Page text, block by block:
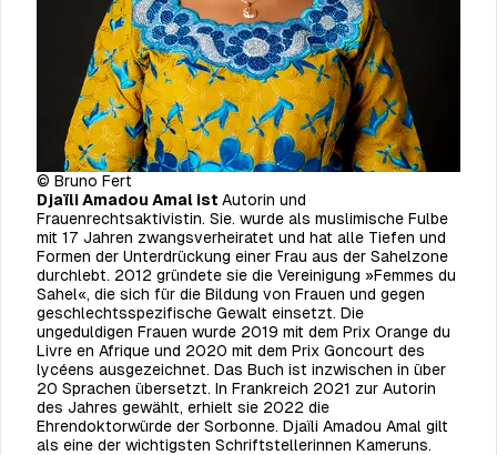
© Bruno Fert
Djaïli Amadou Amal ist Autorin und
Frauenrechtsaktivistin. Sie. wurde als muslimische Fulbe
mit 17 Jahren zwangsverheiratet und hat alle Tiefen und
Formen der Unterdrückung einer Frau aus der Sahelzone
durchlebt. 2012 gründete sie die Vereinigung »Femmes du
Sahel«, die sich für die Bildung von Frauen und gegen
geschlechtsspezifische Gewalt einsetzt. Die
ungeduldigen Frauen wurde 2019 mit dem Prix Orange du
Livre en Afrique und 2020 mit dem Prix Goncourt des
lycéens ausgezeichnet. Das Buch ist inzwischen in über
20 Sprachen übersetzt. In Frankreich 2021 zur Autorin
des Jahres gewählt, erhielt sie 2022 die
Ehrendoktorwürde der Sorbonne. Djaïli Amadou Amal gilt
als eine der wichtigsten Schriftstellerinnen Kameruns.